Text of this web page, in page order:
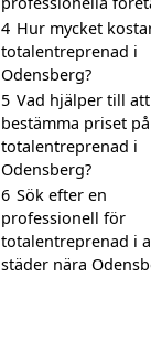
4 Hur mycket
totalentreprenad i
Odensberg?
5 Vad hjälper till att
bestämma priset på
totalentreprenad i
Odensberg?
6 Sök efter en
professionell för
totalentreprenad i
städer nära